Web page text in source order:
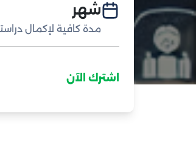
شهر
مدة كافية لإكمال
اشترك الآن